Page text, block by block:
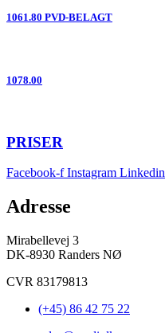
1061.80 PVD-BELAGT
1078.00
PRISER
Facebook-f Instagram Linkedin
Adresse
Mirabellevej 3
DK-8930 Randers NØ
CVR 83179813
(+45) 86 42 75 22